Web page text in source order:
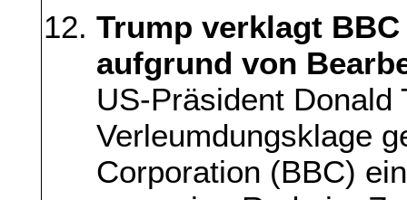
Trump verklagt
aufgrund von
US-Präsident Donald
Verleumdungsklage
Corporation (BBC)